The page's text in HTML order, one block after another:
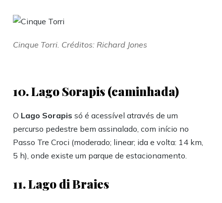
Cinque Torri. Créditos: Richard Jones
10. Lago Sorapis (caminhada)
O Lago Sorapis só é acessível através de um
percurso pedestre bem assinalado, com início no
Passo Tre Croci (moderado; linear; ida e volta: 14 km,
5 h), onde existe um parque de estacionamento.
11. Lago di Braies